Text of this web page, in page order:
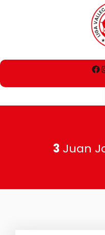
3 Juan